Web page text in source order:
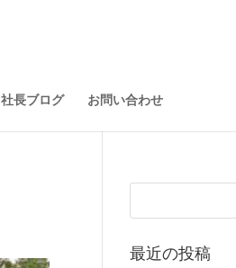
社長ブログ お問い合わせ
最近の投稿